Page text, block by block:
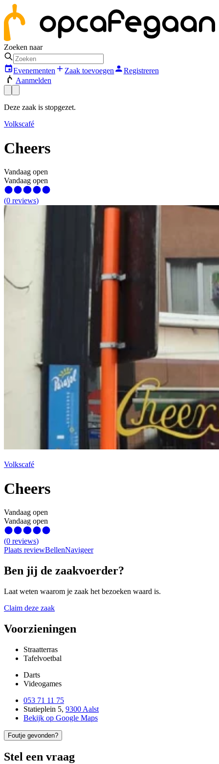
Zoeken naar
Evenementen Zaak toevoegen
Registreren
Aanmelden
Deze zaak is stopgezet.
Volkscafé
Cheers
Vandaag open
Vandaag open
(0 reviews)
Volkscafé
Cheers
Vandaag open
Vandaag open
(0 reviews)
Plaats reviewBellenNavigeer
Ben jij de zaakvoerder?
Laat weten waarom je zaak het bezoeken waard is.
Claim deze zaak
Voorzieningen
Straatterras
Tafelvoetbal
Darts
Videogames
053 71 11 75
Statieplein 5, 9300 Aalst
Bekijk op Google Maps
Foutje gevonden?
Stel een vraag